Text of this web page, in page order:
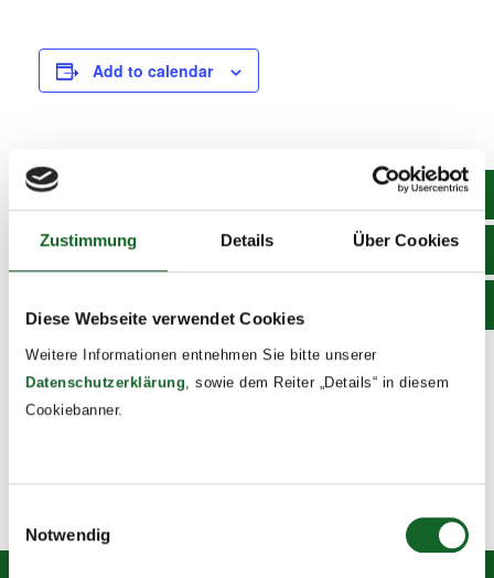
Zustimmung Details Über Cookies
Diese Webseite verwendet Cookies
Weitere Informationen entnehmen Sie bitte unserer
Datenschutzerklärung , sowie dem Reiter „Details“ in diesem
Cookiebanner.
Notwendig
Add to calendar
DETAILS
Date:
July 7
7:40 - 13:00
Event Tags:
2025/26